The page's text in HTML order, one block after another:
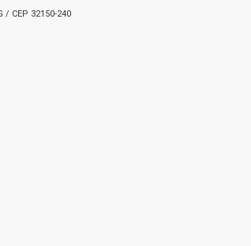
CEP 32150-240